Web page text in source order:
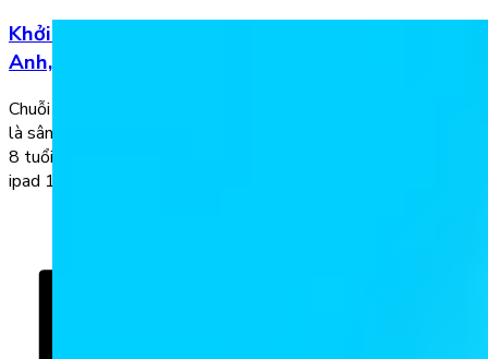
Khởi động cuộc thi Đợt 3 Chủ đề “Mình giỏi tiếng
Anh, bạn cũng thế!”
Chuỗi cuộc thi “Giỏi tiếng Anh từ bé – Tấm vé rạng tương lai”
là sân chơi tiếng Anh bổ ích dành cho trẻ trong độ tuổi từ 3 –
8 tuổi đã chính thức khởi động Đợt 3 với giải đặc biệt là cặp
ipad 10.2 wifi 4G 64GB & bộ kit Giỏi tiếng […]